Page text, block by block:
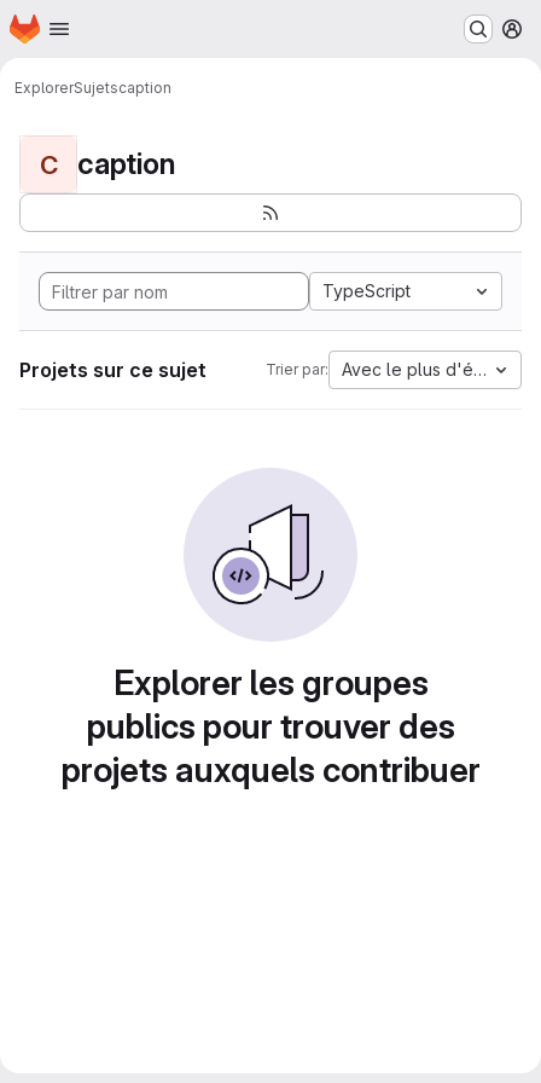
Passer au contenu principal
Page d'accueil
ExplorerSujetscaption
C caption
TypeScript
Projets sur ce sujet Trier par: Avec le plus d'étoiles
Explorer les groupes
publics pour trouver des
projets auxquels contribuer